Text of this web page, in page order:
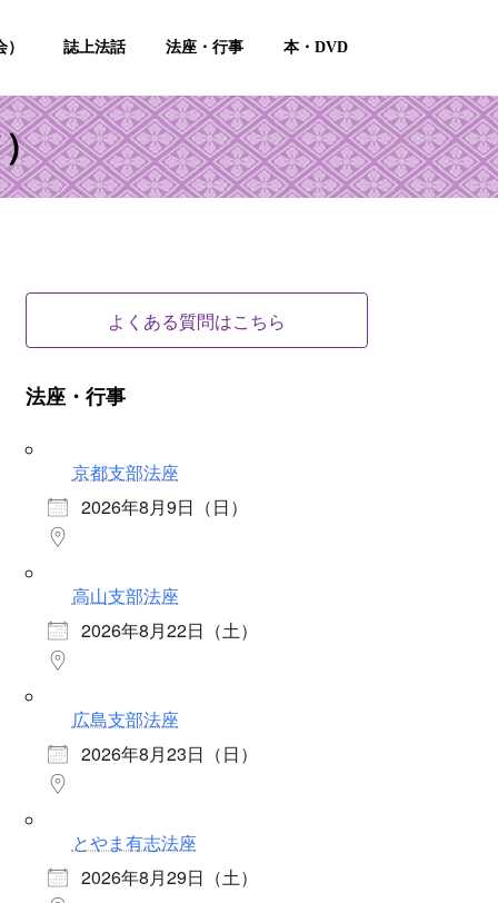
誌上法話 法座・行事 本・DVD
よくある質問はこちら
法座・行事
京都支部法座
2026年8月9日（日）
高山支部法座
2026年8月22日（土）
広島支部法座
2026年8月23日（日）
とやま有志法座
2026年8月29日（土）